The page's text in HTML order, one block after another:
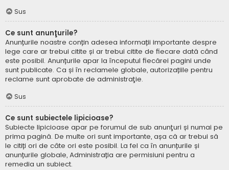
Sus
Ce sunt anunţurile?
Anunțurile noastre conțin adesea informații importante despre
lege care ar trebui citite și ar trebui citite de fiecare dată când
este posibil. Anunțurile apar la începutul fiecărei pagini unde
sunt publicate. Ca și în reclamele globale, autorizațiile pentru
reclame sunt aprobate de administraţie.
Sus
Ce sunt subiectele lipicioase?
Subiecte lipicioase apar pe forumul de sub anunţuri și numai pe
prima pagină. De multe ori sunt importante, așa că ar trebui să
le citiți ori de câte ori este posibil. La fel ca în anunțurile și
anunțurile globale, Administrația are permisiuni pentru a
remedia un subiect.